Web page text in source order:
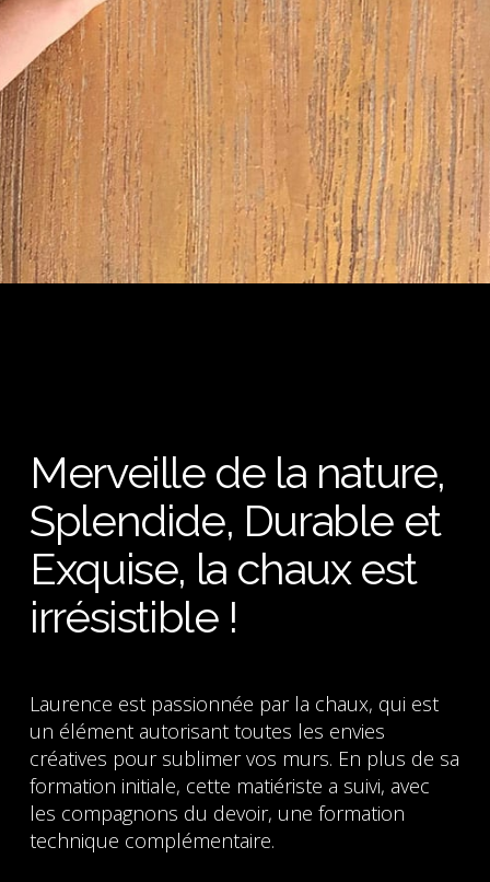
Merveille de la nature,
Splendide, Durable et
Exquise, la chaux est
irrésistible !
Laurence est passionnée par la chaux, qui est
un élément autorisant toutes les envies
créatives pour sublimer vos murs. En plus de sa
formation initiale, cette matiériste a suivi, avec
les compagnons du devoir, une formation
technique complémentaire.